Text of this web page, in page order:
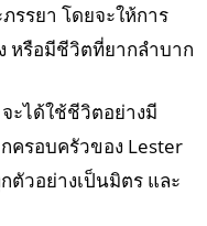
รรยา โดยจะให้การ
หรือมีชีวิตที่ยากลำบาก
ะได้ใช้ชีวิตอย่างมี
ครอบครัวของ Lester
ตัวอย่างเป็นมิตร และ